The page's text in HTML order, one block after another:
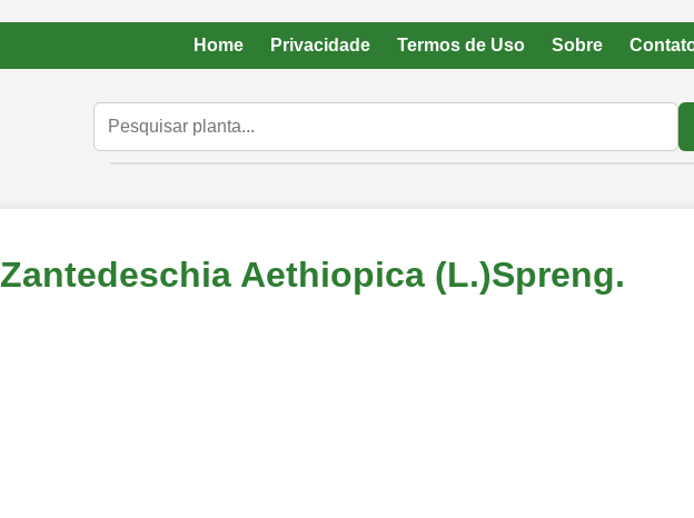
Home Privacidade Termos de Uso Sobre
Zantedeschia Aethiopica (L.)Spreng.